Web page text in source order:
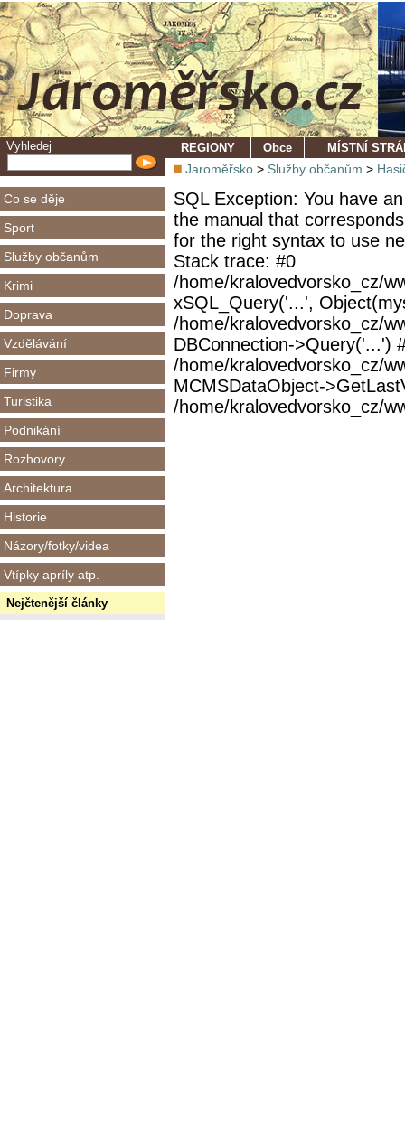
Vyhledej
Co se děje
Sport
Služby občanům
Krimi
Doprava
Vzdělávání
Firmy
Turistika
Podnikání
Rozhovory
Architektura
Historie
Názory/fotky/videa
Vtípky apríly atp.
Nejčtenější články
REGIONY Obce MÍSTNÍ
Jaroměřsko > Služby občanům >
SQL Exception: You have
the manual that
for the right syntax to use
Stack trace: #0
/home/kralovedvorsko_cz/
xSQL_Query('...',
/home/kralovedvorsko_cz/
DBConnection->Query('...')
/home/kralovedvorsko_cz/
MCMSDataObject-
/home/kralovedvorsko_cz/